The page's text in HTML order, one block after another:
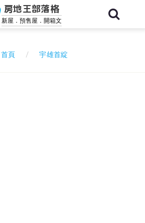
房地王部落格
新屋．預售屋．開箱文
首頁 宇雄首綻